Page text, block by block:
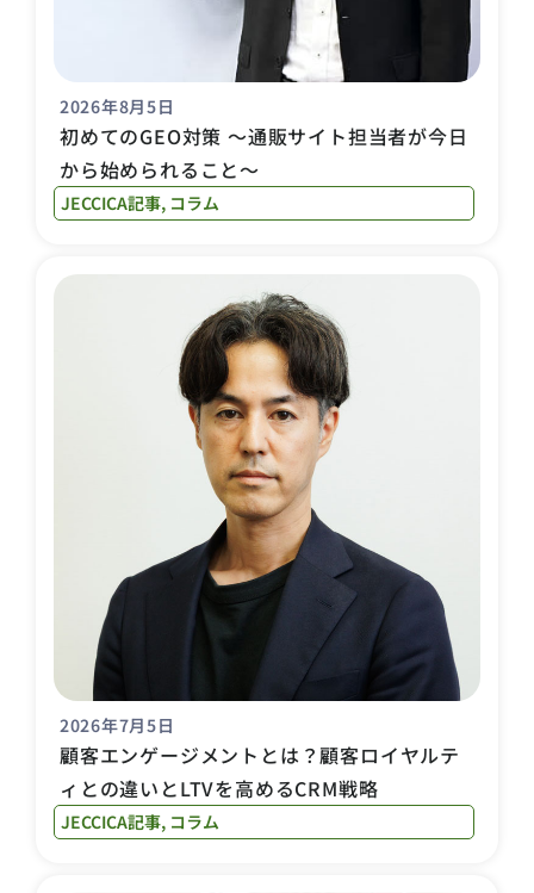
2026年8月5日
初めてのGEO対策 〜通販サイト担当者が今日
から始められること〜
JECCICA記事, コラム
2026年7月5日
顧客エンゲージメントとは？顧客ロイヤルテ
ィとの違いとLTVを高めるCRM戦略
JECCICA記事, コラム